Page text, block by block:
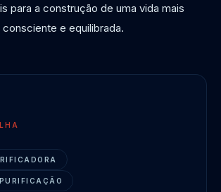
para a construção de uma vida mais
consciente e equilibrada.